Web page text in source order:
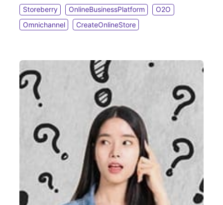
Storeberry OnlineBusinessPlatform
O2O
Omnichannel
CreateOnlineStore